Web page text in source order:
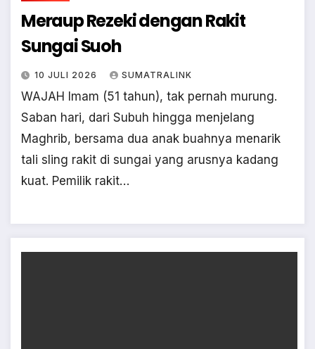
Meraup Rezeki dengan Rakit
Sungai Suoh
10 JULI 2026 SUMATRALINK
WAJAH Imam (51 tahun), tak pernah murung.
Saban hari, dari Subuh hingga menjelang
Maghrib, bersama dua anak buahnya menarik
tali sling rakit di sungai yang arusnya kadang
kuat. Pemilik rakit…